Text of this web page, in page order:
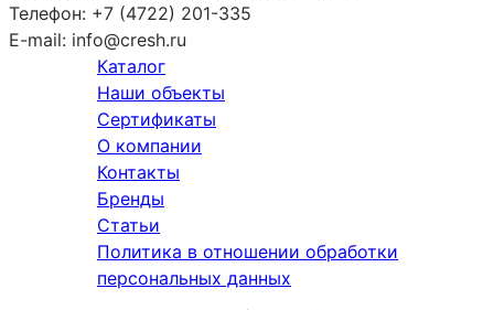
Телефон: +7 (4722) 201-335
E-mail: info@cresh.ru
Каталог
Наши объекты
Сертификаты
О компании
Контакты
Бренды
Статьи
Политика в отношении обработки
персональных данных